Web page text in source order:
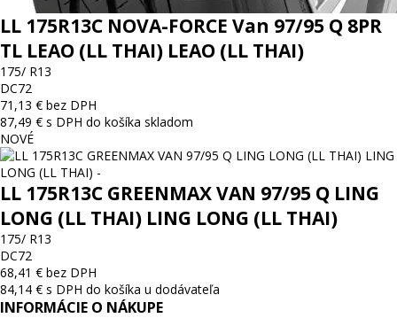
LL 175R13C NOVA-FORCE Van 97/95 Q 8PR
TL LEAO (LL THAI) LEAO (LL THAI)
175/ R13
DC72
71,13 € bez DPH
87,49 € s DPH do košíka skladom
NOVÉ
LL 175R13C GREENMAX VAN 97/95 Q LING
LONG (LL THAI) LING LONG (LL THAI)
175/ R13
DC72
68,41 € bez DPH
84,14 € s DPH do košíka u dodávateľa
INFORMÁCIE O NÁKUPE